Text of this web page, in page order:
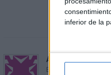
inferior de la
Acerca de María
El autor no ha